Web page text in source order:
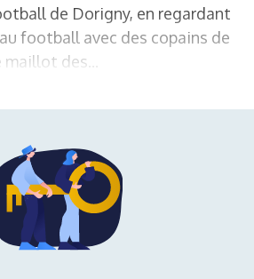
de Dorigny, en regardant
football avec des copains de
des...